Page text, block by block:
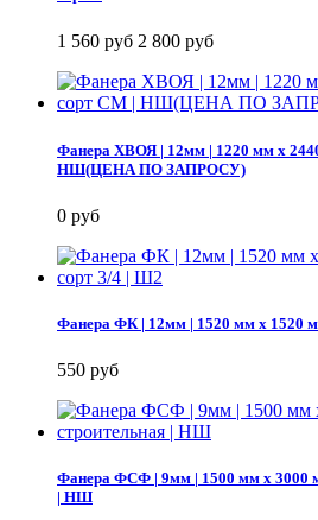
1 560 руб 2 800 руб
Фанера ХВОЯ | 12мм | 1220 мм х
НШ(ЦЕНА ПО ЗАПРОСУ)
0 руб
Фанера ФК | 12мм | 1520 мм х 1520
550 руб
Фанера ФСФ | 9мм | 1500 мм х 3000
| НШ